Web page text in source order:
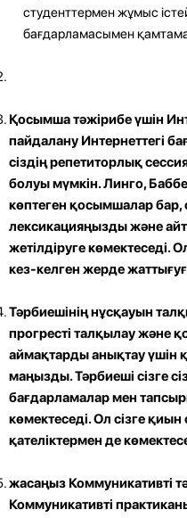
студенттермен жұмыс
бағдарламасымен
Қосымша тәжірибе үшін
пайдалану Интернеттегі
сіздің репетиторлық
болуы мүмкін. Линго,
көптеген қосымшалар бар,
лексикацияңызды және
жетілдіруге көмектеседі.
кез-келген жерде
Тәрбиешінің нұсқауын
прогресті талқылау және
аймақтарды анықтау үшін
маңызды. Тәрбиеші сізге
бағдарламалар мен
көмектеседі. Ол сізге
қателіктермен де
жасаңыз Коммуникативті
Коммуникативті